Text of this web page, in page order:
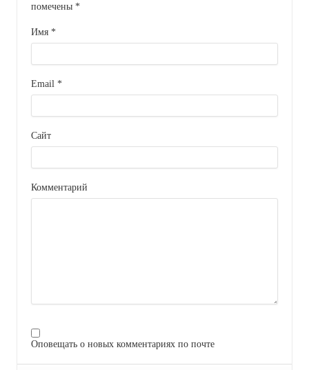
помечены *
Имя *
Email *
Сайт
Комментарий
Оповещать о новых комментариях по почте